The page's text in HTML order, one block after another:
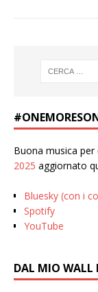
Buona musica
2025 aggiornato
Bluesky (con i
Spotify
YouTube
DAL MIO WALL